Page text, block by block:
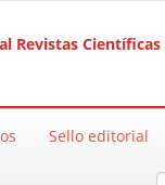
Revistas Científicas
Sello editorial